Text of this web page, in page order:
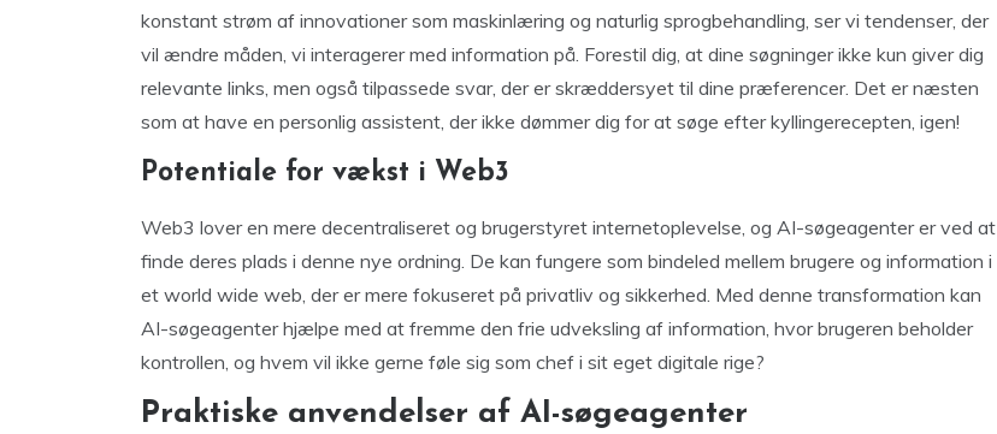
konstant strøm af innovationer som maskinlæring og naturlig sprogbehandling, ser vi tendenser, der
vil ændre måden, vi interagerer med information på. Forestil dig, at dine søgninger ikke kun giver dig
relevante links, men også tilpassede svar, der er skræddersyet til dine præferencer. Det er næsten
som at have en personlig assistent, der ikke dømmer dig for at søge efter kyllingerecepten, igen!
Potentiale for vækst i Web3
Web3 lover en mere decentraliseret og brugerstyret internetoplevelse, og AI-søgeagenter er ved at
finde deres plads i denne nye ordning. De kan fungere som bindeled mellem brugere og information i
et world wide web, der er mere fokuseret på privatliv og sikkerhed. Med denne transformation kan
AI-søgeagenter hjælpe med at fremme den frie udveksling af information, hvor brugeren beholder
kontrollen, og hvem vil ikke gerne føle sig som chef i sit eget digitale rige?
Praktiske anvendelser af AI-søgeagenter